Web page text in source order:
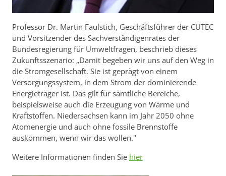
Professor Dr. Martin Faulstich, Geschäftsführer der CUTEC
und Vorsitzender des Sachverständigenrates der
Bundesregierung für Umweltfragen, beschrieb dieses
Zukunftsszenario: „Damit begeben wir uns auf den Weg in
die Stromgesellschaft. Sie ist geprägt von einem
Versorgungssystem, in dem Strom der dominierende
Energieträger ist. Das gilt für sämtliche Bereiche,
beispielsweise auch die Erzeugung von Wärme und
Kraftstoffen. Niedersachsen kann im Jahr 2050 ohne
Atomenergie und auch ohne fossile Brennstoffe
auskommen, wenn wir das wollen."
Weitere Informationen finden Sie hier